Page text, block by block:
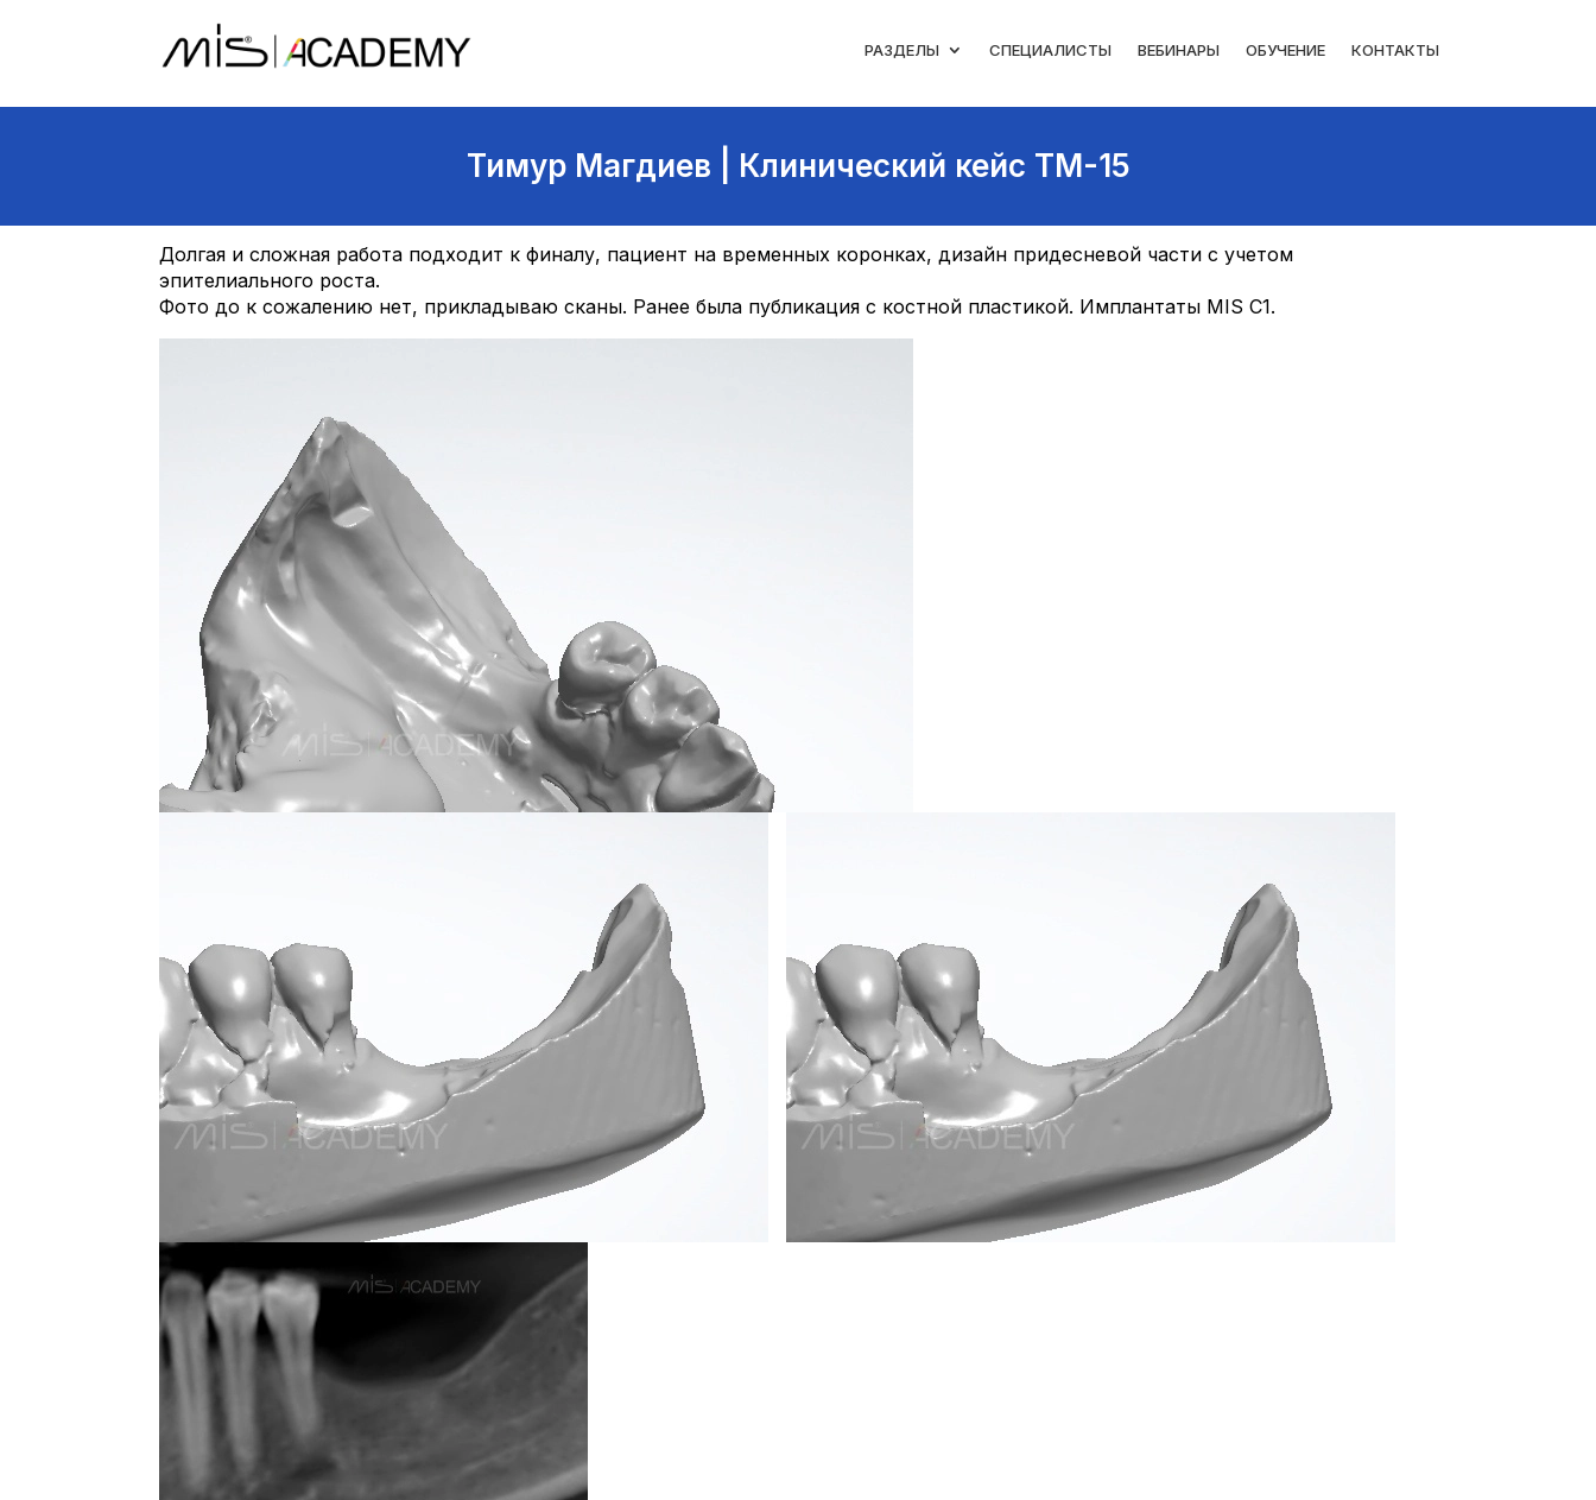
РАЗДЕЛЫ СПЕЦИАЛИСТЫ ВЕБИНАРЫ ОБУЧЕНИЕ КОНТАКТЫ
Тимур Магдиев | Клинический кейс TM-15
Долгая и сложная работа подходит к финалу, пациент на временных коронках, дизайн придесневой части с учетом
эпителиального роста.
Фото до к сожалению нет, прикладываю сканы. Ранее была публикация с костной пластикой. Имплантаты MIS C1.